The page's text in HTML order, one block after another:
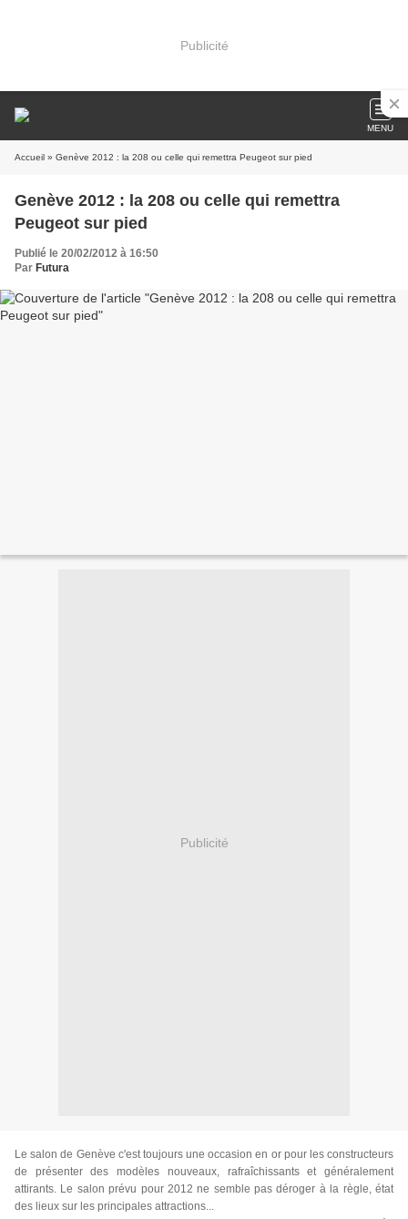
Publicité
MENU
Accueil » Genève 2012 : la 208 ou celle qui remettra Peugeot sur pied
Genève 2012 : la 208 ou celle qui remettra
Peugeot sur pied
Publié le 20/02/2012 à 16:50
Par Futura
Publicité
Le salon de Genève c'est toujours une occasion en or pour les constructeurs
de présenter des modèles nouveaux, rafraîchissants et généralement
attirants. Le salon prévu pour 2012 ne semble pas déroger à la règle, état
des lieux sur les principales attractions...